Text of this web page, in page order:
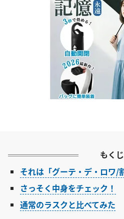
もくじ
それは「グーテ・デ・ロワ/
さっそく中身をチェック！
通常のラスクと比べてみた